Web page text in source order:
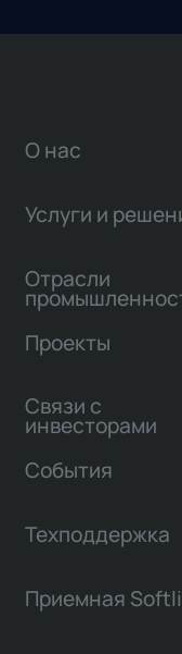
О нас
Услуги и
Отрасли
Проекты
Связи с
инвесторами
События
Техподдержка
Приемная